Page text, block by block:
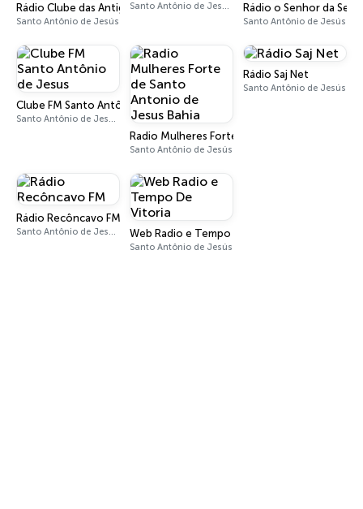
Rádio Clube das Antigas
Santo Antônio de Jesús
Santo Antônio de Jesús 97.1 FM Rádio o Senhor da
Santo Antônio de Jesús
Clube FM Santo Antônio de Jesus
Santo Antônio de Jesús 92.7 FM
Radio Mulheres Forte de Santo Antonio de
Santo Antônio de Jesús
Rádio Saj Net
Santo Antônio de Jesús
Rádio Recôncavo FM
Santo Antônio de Jesús 98.5 FM Web Radio e Tempo De Vitoria
Santo Antônio de Jesús